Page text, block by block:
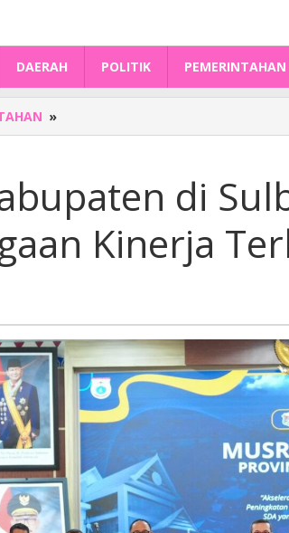
DAERAH POLITIK PEMERINTAHAN
»
Kabupaten
Dapat
Penghargaan
Kinerja
Terbaik
di
Kinerja